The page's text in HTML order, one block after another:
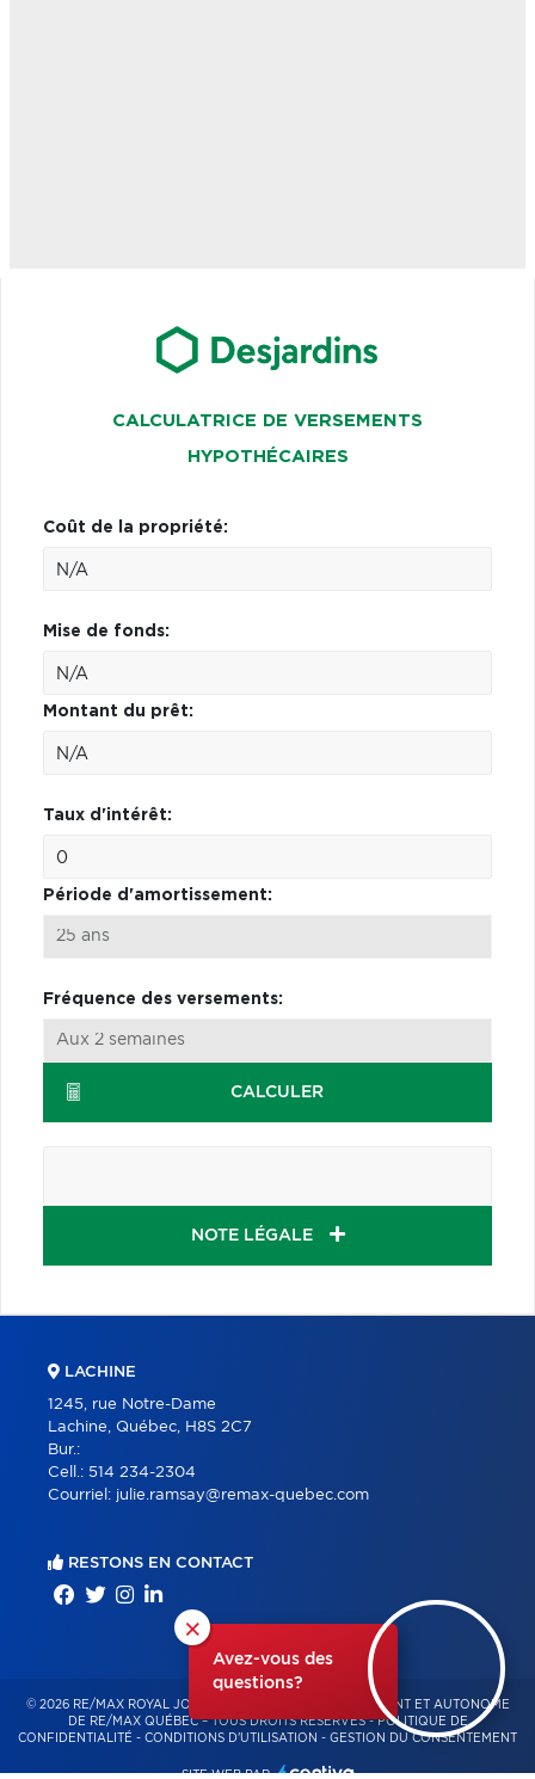
CALCULATRICE DE VERSEMENTS
HYPOTHÉCAIRES
Coût de la propriété:
Mise de fonds:
Montant du prêt:
Taux d'intérêt:
Période d'amortissement:
Fréquence des versements:
CALCULER
NOTE LÉGALE
×
Avez-vous des
questions?
LACHINE
1245, rue Notre-Dame
Lachine, Québec, H8S 2C7
Bur.:
Cell.: 514 234-2304
Courriel: julie.ramsay@remax-quebec.com
RESTONS EN CONTACT
© 2026 RE/MAX ROYAL JORDAN – FRANCHISÉ INDÉPENDANT ET AUTONOME
DE RE/MAX QUÉBEC – TOUS DROITS RÉSERVÉS -POLITIQUE DE
CONFIDENTIALITÉ - CONDITIONS D'UTILISATION - GESTION DU CONSENTEMENT
SITE WEB PAR